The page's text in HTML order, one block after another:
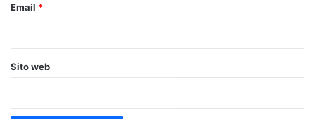
Email *
Sito web